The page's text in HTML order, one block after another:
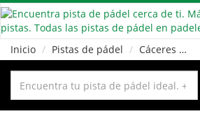
Inicio
Pistas de pádel Cáceres